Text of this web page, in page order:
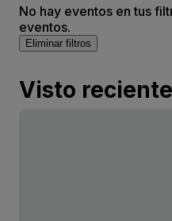
No hay eventos en tus
eventos.
Eliminar filtros
Visto